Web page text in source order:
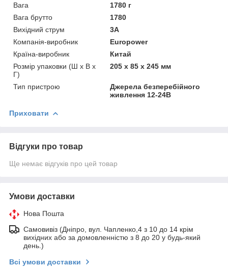
Вага
1780 г
Вага брутто
1780
Вихідний струм
3А
Компанія-виробник
Europower
Країна-виробник
Китай
Розмір упаковки (Ш х В х
Г)
205 x 85 x 245 мм
Тип пристрою
Джерела безперебійного
живлення 12-24В
Приховати
Відгуки про товар
Ще немає відгуків про цей товар
Умови доставки
Нова Пошта
Самовивіз (Дніпро, вул. Чапленко,4 з 10 до 14 крім
вихідних або за домовленністю з 8 до 20 у будь-який
день.)
Всі умови доставки